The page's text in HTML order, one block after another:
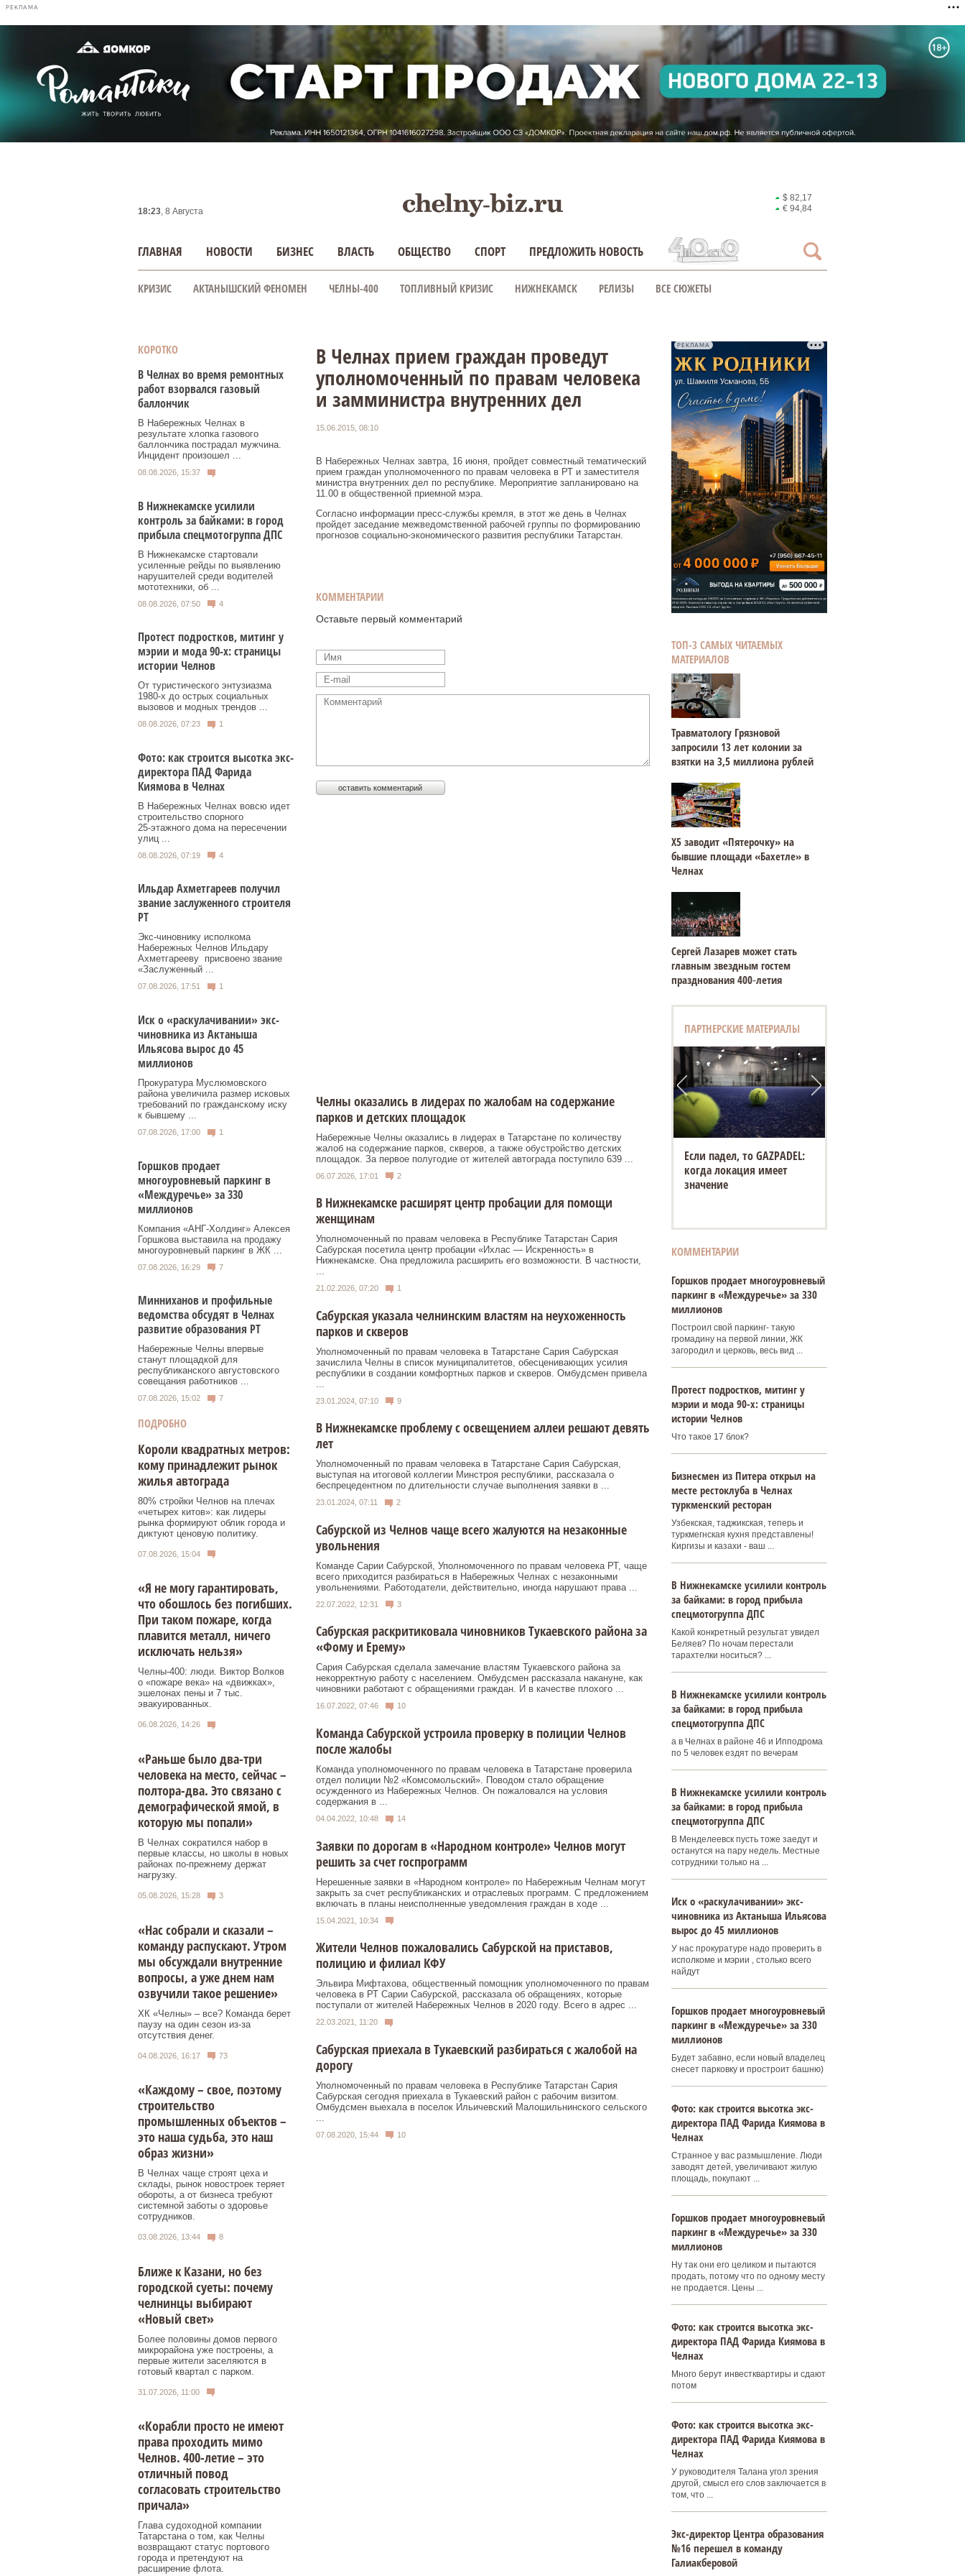
РЕКЛАМА
18:23, 8 Августа
$ 82,17
€ 94,84
ГЛАВНАЯ НОВОСТИ БИЗНЕС ВЛАСТЬ ОБЩЕСТВО СПОРТ ПРЕДЛОЖИТЬ НОВОСТЬ
КРИЗИС АКТАНЫШСКИЙ ФЕНОМЕН ЧЕЛНЫ-400 ТОПЛИВНЫЙ КРИЗИС НИЖНЕКАМСК РЕЛИЗЫ ВСЕ СЮЖЕТЫ
КОРОТКО
В Челнах во время ремонтных
работ взорвался газовый
баллончик
В Набережных Челнах в
результате хлопка газового
баллончика пострадал мужчина.
Инцидент произошел ...
08.08.2026, 15:37
В Нижнекамске усилили
контроль за байками: в город
прибыла спецмотогруппа ДПС
В Нижнекамске стартовали
усиленные рейды по выявлению
нарушителей среди водителей
мототехники, об ...
08.08.2026, 07:50 4
Протест подростков, митинг у
мэрии и мода 90-х: страницы
истории Челнов
От туристического энтузиазма
1980‑х до острых социальных
вызовов и модных трендов ...
08.08.2026, 07:23 1
Фото: как строится высотка экс-
директора ПАД Фарида
Киямова в Челнах
В Набережных Челнах вовсю идет
строительство спорного
25‑этажного дома на пересечении
улиц ...
08.08.2026, 07:19 4
Ильдар Ахметгареев получил
звание заслуженного строителя
РТ
Экс‑чиновнику исполкома
Набережных Челнов Ильдару
Ахметгарееву присвоено звание
«Заслуженный ...
07.08.2026, 17:51 1
Иск о «раскулачивании» экс-
чиновника из Актаныша
Ильясова вырос до 45
миллионов
Прокуратура Муслюмовского
района увеличила размер исковых
требований по гражданскому иску
к бывшему ...
07.08.2026, 17:00 1
Горшков продает
многоуровневый паркинг в
«Междуречье» за 330
миллионов
Компания «АНГ-Холдинг» Алексея
Горшкова выставила на продажу
многоуровневый паркинг в ЖК ...
07.08.2026, 16:29 7
Минниханов и профильные
ведомства обсудят в Челнах
развитие образования РТ
Набережные Челны впервые
станут площадкой для
республиканского августовского
совещания работников ...
07.08.2026, 15:02 7
ПОДРОБНО
Короли квадратных метров:
кому принадлежит рынок
жилья автограда
80% стройки Челнов на плечах
«четырех китов»: как лидеры
рынка формируют облик города и
диктуют ценовую политику.
07.08.2026, 15:04
«Я не могу гарантировать,
что обошлось без погибших.
При таком пожаре, когда
плавится металл, ничего
исключать нельзя»
Челны-400: люди. Виктор Волков
о «пожаре века» на «движках»,
эшелонах пены и 7 тыс.
эвакуированных.
06.08.2026, 14:26
«Раньше было два-три
человека на место, сейчас –
полтора-два. Это связано с
демографической ямой, в
которую мы попали»
В Челнах сократился набор в
первые классы, но школы в новых
районах по-прежнему держат
нагрузку.
05.08.2026, 15:28 3
«Нас собрали и сказали –
команду распускают. Утром
мы обсуждали внутренние
вопросы, а уже днем нам
озвучили такое решение»
ХК «Челны» – все? Команда берет
паузу на один сезон из-за
отсутствия денег.
04.08.2026, 16:17 73
«Каждому – свое, поэтому
строительство
промышленных объектов –
это наша судьба, это наш
образ жизни»
В Челнах чаще строят цеха и
склады, рынок новостроек теряет
обороты, а от бизнеса требуют
системной заботы о здоровье
сотрудников.
03.08.2026, 13:44 8
Ближе к Казани, но без
городской суеты: почему
челнинцы выбирают
«Новый свет»
Более половины домов первого
микрорайона уже построены, а
первые жители заселяются в
готовый квартал с парком.
31.07.2026, 11:00
«Корабли просто не имеют
права проходить мимо
Челнов. 400-летие – это
отличный повод
согласовать строительство
причала»
Глава судоходной компании
Татарстана о том, как Челны
возвращают статус портового
города и претендуют на
расширение флота.
В Челнах прием граждан проведут
уполномоченный по правам человека
и замминистра внутренних дел
15.06.2015, 08:10
В Набережных Челнах завтра, 16 июня, пройдет совместный тематический
прием граждан уполномоченного по правам человека в РТ и заместителя
министра внутренних дел по республике. Мероприятие запланировано на
11.00 в общественной приемной мэра.
Согласно информации пресс-службы кремля, в этот же день в Челнах
пройдет заседание межведомственной рабочей группы по формированию
прогнозов социально-экономического развития республики Татарстан.
КОММЕНТАРИИ
Оставьте первый комментарий
Челны оказались в лидерах по жалобам на содержание
парков и детских площадок
Набережные Челны оказались в лидерах в Татарстане по количеству
жалоб на содержание парков, скверов, а также обустройство детских
площадок. За первое полугодие от жителей автограда поступило 639 ...
06.07.2026, 17:01 2
В Нижнекамске расширят центр пробации для помощи
женщинам
Уполномоченный по правам человека в Республике Татарстан Сария
Сабурская посетила центр пробации «Ихлас — Искренность» в
Нижнекамске. Она предложила расширить его возможности. В частности,
...
21.02.2026, 07:20 1
Сабурская указала челнинским властям на неухоженность
парков и скверов
Уполномоченный по правам человека в Татарстане Сария Сабурская
зачислила Челны в список муниципалитетов, обесценивающих усилия
республики в создании комфортных парков и скверов. Омбудсмен привела
23.01.2024, 07:10 9
В Нижнекамске проблему с освещением аллеи решают девять
лет
Уполномоченный по правам человека в Татарстане Сария Сабурская,
выступая на итоговой коллегии Минстроя республики, рассказала о
беспрецедентном по длительности случае выполнения заявки в ...
23.01.2024, 07:11 2
Сабурской из Челнов чаще всего жалуются на незаконные
увольнения
Команде Сарии Сабурской, Уполномоченного по правам человека РТ, чаще
всего приходится разбираться в Набережных Челнах с незаконными
увольнениями. Работодатели, действительно, иногда нарушают права ...
22.07.2022, 12:31 3
Сабурская раскритиковала чиновников Тукаевского района за
«Фому и Ерему»
Сария Сабурская сделала замечание властям Тукаевского района за
некорректную работу с населением. Омбудсмен рассказала накануне, как
чиновники работают с обращениями граждан. И в качестве плохого ...
16.07.2022, 07:46 10
Команда Сабурской устроила проверку в полиции Челнов
после жалобы
Команда уполномоченного по правам человека в Татарстане проверила
отдел полиции №2 «Комсомольский». Поводом стало обращение
осужденного из Набережных Челнов. Он пожаловался на условия
содержания в ...
04.04.2022, 10:48 14
Заявки по дорогам в «Народном контроле» Челнов могут
решить за счет госпрограмм
Нерешенные заявки в «Народном контроле» по Набережным Челнам могут
закрыть за счет республиканских и отраслевых программ. С предложением
включать в планы неисполненные уведомления граждан в ходе ...
15.04.2021, 10:34
Жители Челнов пожаловались Сабурской на приставов,
полицию и филиал КФУ
Эльвира Мифтахова, общественный помощник уполномоченного по правам
человека в РТ Сарии Сабурской, рассказала об обращениях, которые
поступали от жителей Набережных Челнов в 2020 году. Всего в адрес ...
22.03.2021, 11:20
Сабурская приехала в Тукаевский разбираться с жалобой на
дорогу
Уполномоченный по правам человека в Республике Татарстан Сария
Сабурская сегодня приехала в Тукаевский район с рабочим визитом.
Омбудсмен выехала в поселок Ильичевский Малошильнинского сельского
07.08.2020, 15:44 10
РЕКЛАМА
ТОП-3 САМЫХ ЧИТАЕМЫХ
МАТЕРИАЛОВ
Травматологу Грязновой
запросили 13 лет колонии за
взятки на 3,5 миллиона рублей
Х5 заводит «Пятерочку» на
бывшие площади «Бахетле» в
Челнах
Сергей Лазарев может стать
главным звездным гостем
празднования 400‑летия
ПАРТНЕРСКИЕ МАТЕРИАЛЫ
Если падел, то GAZPADEL:
когда локация имеет
значение
КОММЕНТАРИИ
Горшков продает многоуровневый
паркинг в «Междуречье» за 330
миллионов
Построил свой паркинг- такую
громадину на первой линии, ЖК
загородил и церковь, весь вид ...
Протест подростков, митинг у
мэрии и мода 90-х: страницы
истории Челнов
Что такое 17 блок?
Бизнесмен из Питера открыл на
месте рестоклуба в Челнах
туркменский ресторан
Узбекская, таджикская, теперь и
туркмегнская кухня представлены!
Киргизы и казахи - ваш ...
В Нижнекамске усилили контроль
за байками: в город прибыла
спецмотогруппа ДПС
Какой конкретный результат увидел
Беляев? По ночам перестали
тарахтелки носиться? ...
В Нижнекамске усилили контроль
за байками: в город прибыла
спецмотогруппа ДПС
а в Челнах в районе 46 и Ипподрома
по 5 человек ездят по вечерам
В Нижнекамске усилили контроль
за байками: в город прибыла
спецмотогруппа ДПС
В Менделеевск пусть тоже заедут и
останутся на пару недель. Местные
сотрудники только на ...
Иск о «раскулачивании» экс-
чиновника из Актаныша Ильясова
вырос до 45 миллионов
У нас прокуратуре надо проверить в
исполкоме и мэрии , столько всего
найдут
Горшков продает многоуровневый
паркинг в «Междуречье» за 330
миллионов
Будет забавно, если новый владелец
снесет парковку и простроит башню)
Фото: как строится высотка экс-
директора ПАД Фарида Киямова в
Челнах
Странное у вас размышление. Люди
заводят детей, увеличивают жилую
площадь, покупают ...
Горшков продает многоуровневый
паркинг в «Междуречье» за 330
миллионов
Ну так они его целиком и пытаются
продать, потому что по одному месту
не продается. Цены ...
Фото: как строится высотка экс-
директора ПАД Фарида Киямова в
Челнах
Много берут инвестквартиры и сдают
потом
Фото: как строится высотка экс-
директора ПАД Фарида Киямова в
Челнах
У руководителя Талана угол зрения
другой, смысл его слов заключается в
том, что ...
Экс-директор Центра образования
№16 перешел в команду
Галиакберовой